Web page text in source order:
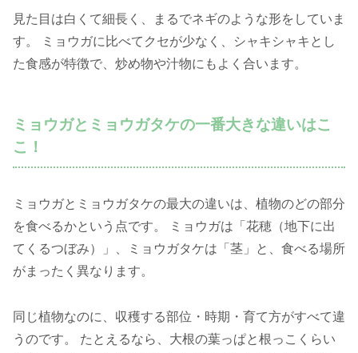
見た目は白くて細長く、まるでネギのような形をしていま
す。 ミョウガに比べてクセが少なく、シャキシャキとし
た食感が特徴で、炒め物や汁物にもよく合います。
ミョウガとミョウガタケの一番大きな違いはこ
こ！
ミョウガとミョウガタケの最大の違いは、植物のどの部分
を食べるかという点です。 ミョウガは「花穂（地下に出
てくるつぼみ）」、ミョウガタケは「茎」と、食べる場所
がまったく異なります。
同じ植物なのに、収穫する部位・時期・育て方がすべて違
うのです。 たとえるなら、大根の葉っぱと根っこくらい